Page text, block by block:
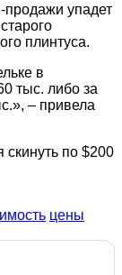
продажи упадет
плинтуса.
в
тыс. либо за
– привела
скинуть по $200
цены